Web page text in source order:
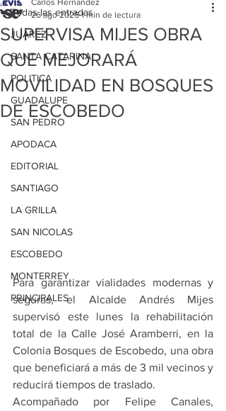
Todas las entradas
JUAREZ
SANTA CATARINA
POLITICA
GUADALUPE
SAN PEDRO
APODACA
EDITORIAL
SANTIAGO
LA GRILLA
SAN NICOLAS
ESCOBEDO
MONTERREY
PRINCIPALES
SUPERVISA MIJES OBRA
QUE MEJORARÁ
MOVILIDAD EN BOSQUES
DE ESCOBEDO
Carlos Hernandez
26 ago 2025 1 min de lectura
Para garantizar vialidades modernas y
seguras, el Alcalde Andrés Mijes
supervisó este lunes la rehabilitación
total de la Calle José Aramberri, en la
Colonia Bosques de Escobedo, una obra
que beneficiará a más de 3 mil vecinos y
reducirá tiempos de traslado.
Acompañado por Felipe Canales,